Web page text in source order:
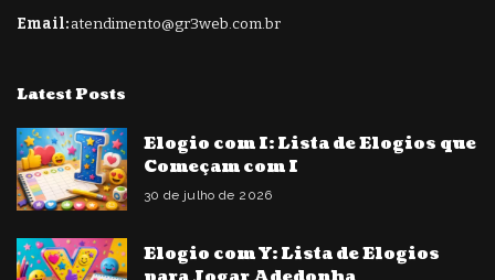
Email:atendimento@gr3web.com.br
Latest Posts
Elogio com I: Lista de Elogios que
Começam com I
30 de julho de 2026
Elogio com Y: Lista de Elogios